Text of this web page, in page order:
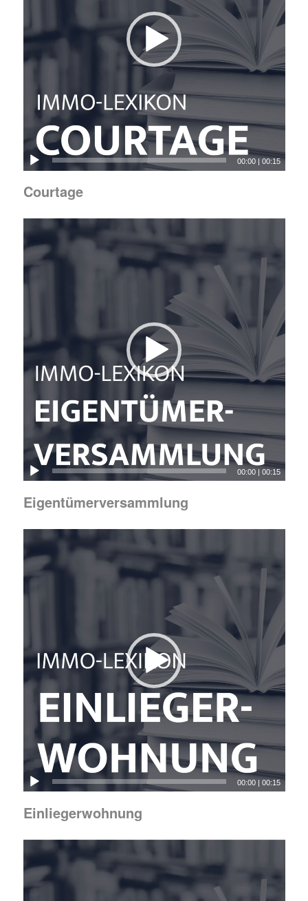
00:00 |00:15
Courtage
00:00 |00:15
Eigentümerversammlung
00:00 |00:15
Einliegerwohnung